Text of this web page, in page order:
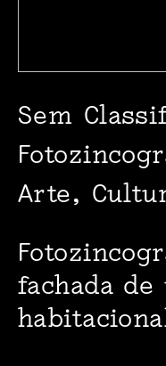
Sem
Arte,
fachada